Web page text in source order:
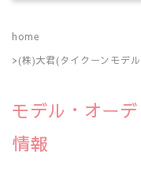
home
(株)大君(タイクーンモデ
モデル・オー
情報